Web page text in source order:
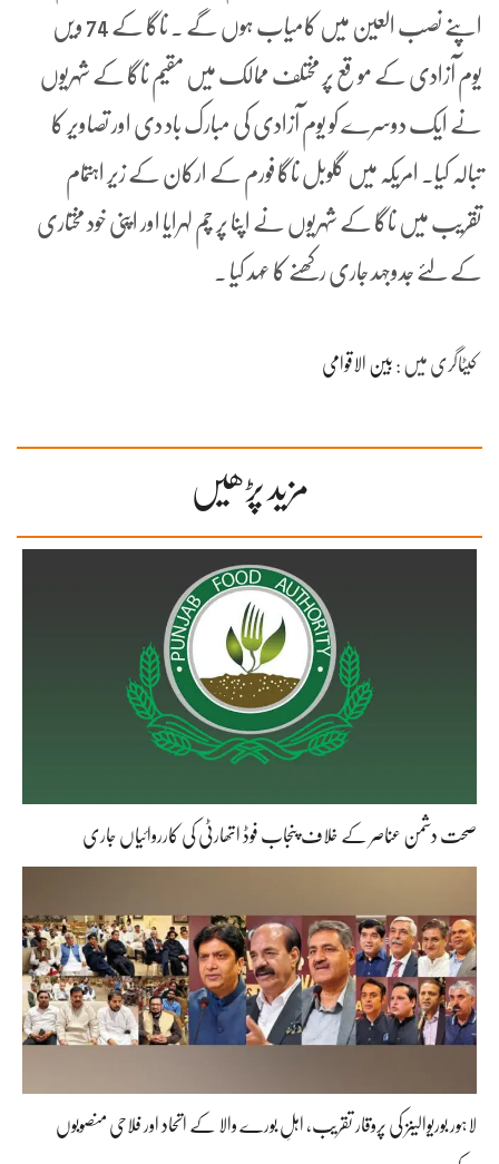
اپنے نصب العین میں کامیاب ہوں گے ۔ ناگا کے 74 ویں
یوم آزادی کے مو قع پر مختلف ممالک میں مقیم ناگا کے شہریوں
نے ایک دوسرے کو یوم آزادی کی مبارک باد دی اور تصاویر کا
تبالہ کیا۔ امریکہ میں گلوبل ناگا فورم کے ارکان کے زیر اہتمام
تقریب میں ناگا کے شہریوں نے اپنا پر چم لہرایا اور اپنی خود مختاری
کے لئے جدوجہد جاری رکھنے کا عہد کیا ۔
کیٹاگری میں : بین الاقوامی
مزید پڑھیں
صحت دشمن عناصر کے خلاف پنجاب فوڈ اتھارٹی کی کارروائیاں جاری
لاہور بوریوالینز کی پروقار تقریب، اہلِ بورے والا کے اتحاد اور فلاحی منصوبوں